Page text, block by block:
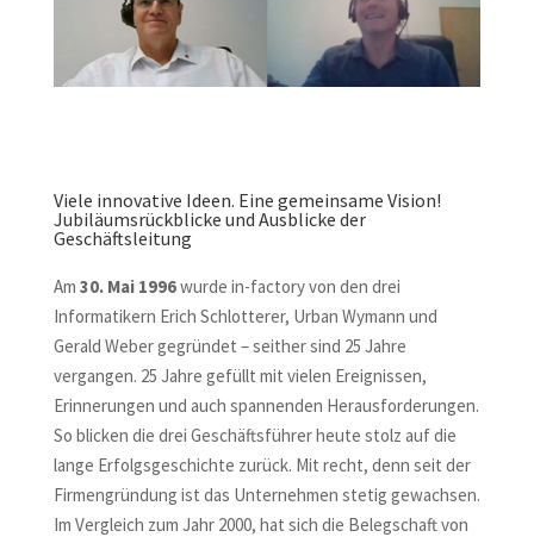
Viele innovative Ideen. Eine gemeinsame Vision!
Jubiläumsrückblicke und Ausblicke der
Geschäftsleitung
Am 30. Mai 1996wurde in-factory von den drei
Informatikern Erich Schlotterer, Urban Wymann und
Gerald Weber gegründet – seither sind 25 Jahre
vergangen. 25 Jahre gefüllt mit vielen Ereignissen,
Erinnerungen und auch spannenden Herausforderungen.
So blicken die drei Geschäftsführer heute stolz auf die
lange Erfolgsgeschichte zurück. Mit recht, denn seit der
Firmengründung ist das Unternehmen stetig gewachsen.
Im Vergleich zum Jahr 2000, hat sich die Belegschaft von